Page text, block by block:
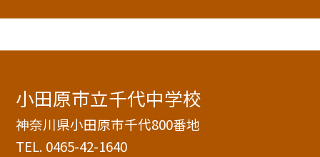
小田原市立千代中学校
神奈川県小田原市千代800番地
TEL. 0465-42-1640